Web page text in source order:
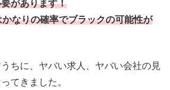
があります！
なりの確率でブラックの可能性が
ちに、ヤバい求人、ヤバい会社の見
てきました。